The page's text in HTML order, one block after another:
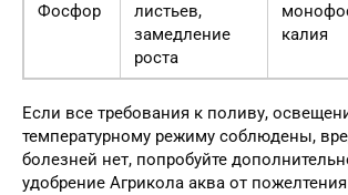
Фосфор
листьев,
замедление
роста
калия
Если все требования к поливу,
температурному режиму соблюдены,
болезней нет, попробуйте
удобрение Агрикола аква от